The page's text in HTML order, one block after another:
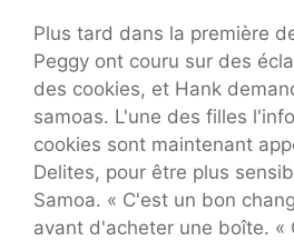
Plus tard dans la première
Peggy ont couru sur des
des cookies, et Hank
samoas. L'une des filles
cookies sont maintenant
Delites, pour être plus
Samoa. « C'est un bon
avant d'acheter une boîte. «